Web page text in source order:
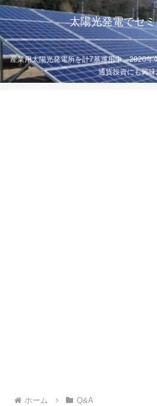
太陽光発電でセ
産業用太陽光発電所を計7基運用中。2020年
通貨投資にも興
ホーム Q&A